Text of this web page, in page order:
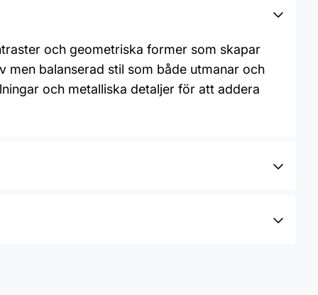
och geometriska former som skapar
balanserad stil som både utmanar och
och metalliska detaljer för att addera